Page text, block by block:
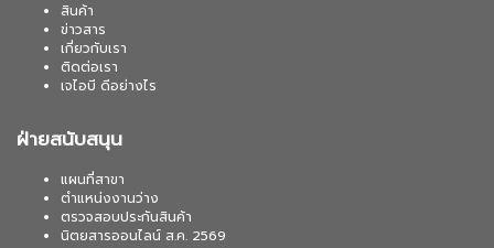
สินค้า
ข่าวสาร
เกี่ยวกับเรา
ติดต่อเรา
เจไอบี ดีอย่างไร
ฝ่ายสนับสนุน
แผนที่สาขา
ตำแหน่งงานว่าง
ตรวจสอบประกันสินค้า
นิตยสารออนไลน์ ส.ค. 2569